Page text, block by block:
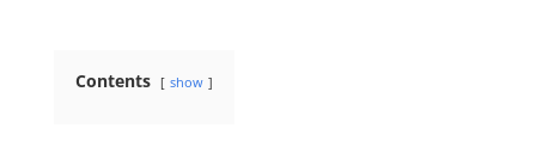
Contents show